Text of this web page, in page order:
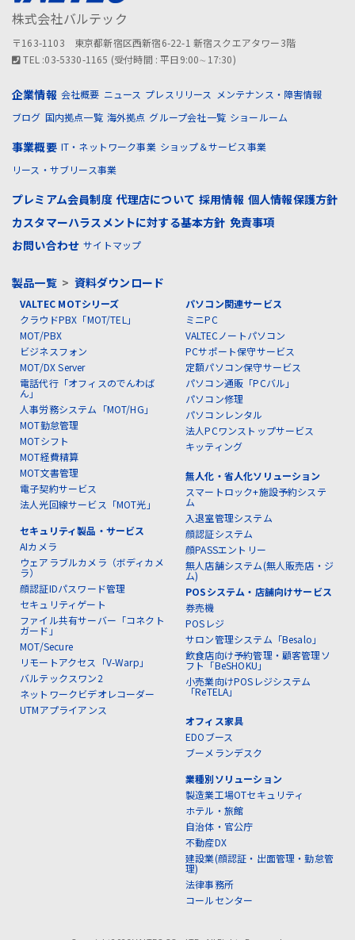
株式会社バルテック
〒163-1103 東京都新宿区西新宿6-22-1 新宿スクエアタワー3階
TEL :03-5330-1165 (受付時間 : 平日9:00∼17:30)
企業情報 会社概要 ニュース プレスリリース
メンテナンス・障害情報
ブログ 国内拠点一覧 海外拠点 グループ会社一覧 ショールーム
事業概要 IT・ネットワーク事業 ショップ＆サービス事業
リース・サブリース事業
プレミアム会員制度 代理店について 採用情報 個人情報保護方針
カスタマーハラスメントに対する基本方針 免責事項
お問い合わせ サイトマップ
製品一覧> 資料ダウンロード
VALTEC MOTシリーズ
クラウドPBX「MOT/TEL」
MOT/PBX
ビジネスフォン
MOT/DX Server
電話代行「オフィスのでんわば
ん」
人事労務システム「MOT/HG」
MOT勤怠管理
MOTシフト
MOT経費精算
MOT文書管理
電子契約サービス
法人光回線サービス「MOT光」
セキュリティ製品・サービス
AIカメラ
ウェアラブルカメラ（ボディカメ
ラ）
顔認証IDパスワード管理
セキュリティゲート
ファイル共有サーバー「コネクト
ガード」
MOT/Secure
リモートアクセス「V-Warp」
バルテックスワン2
ネットワークビデオレコーダー
UTMアプライアンス
パソコン関連サービス
ミニPC
VALTECノートパソコン
PCサポート保守サービス
定額パソコン保守サービス
パソコン通販「PCバル」
パソコン修理
パソコンレンタル
法人PCワンストップサービス
キッティング
無人化・省人化ソリューション
スマートロック+施設予約システ
ム
入退室管理システム
顔認証システム
顔PASSエントリー
無人店舗システム(無人販売店・ジ
ム)
POSシステム・店舗向けサービス
券売機
POSレジ
サロン管理システム「Besalo」
飲食店向け予約管理・顧客管理ソ
フト「BeSHOKU」
小売業向けPOSレジシステム
「ReTELA」
オフィス家具
EDOブース
ブーメランデスク
業種別ソリューション
製造業工場OTセキュリティ
ホテル・旅館
自治体・官公庁
不動産DX
建設業(顔認証・出面管理・勤怠管
理)
法律事務所
コールセンター